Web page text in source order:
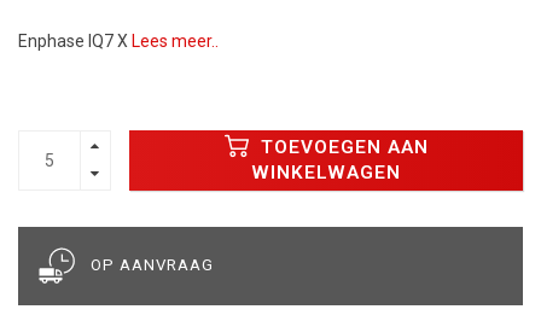
Enphase IQ7 X Lees meer..
TOEVOEGEN AAN
WINKELWAGEN
OP AANVRAAG